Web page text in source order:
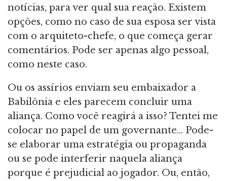
notícias, para ver qual sua reação. Existem
opções, como no caso de sua esposa ser vista
com o arquiteto-chefe, o que começa gerar
comentários. Pode ser apenas algo pessoal,
como neste caso.
Ou os assírios enviam seu embaixador a
Babilônia e eles parecem concluir uma
aliança. Como você reagirá a isso? Tentei me
colocar no papel de um governante… Pode-
se elaborar uma estratégia ou propaganda
ou se pode interferir naquela aliança
porque é prejudicial ao jogador. Ou, então,